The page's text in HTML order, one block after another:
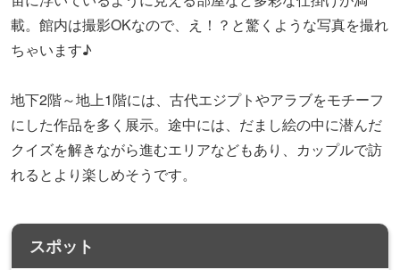
載。館内は撮影OKなので、え！？と驚くような写真を撮れ
ちゃいます♪
地下2階～地上1階には、古代エジプトやアラブをモチーフ
にした作品を多く展示。途中には、だまし絵の中に潜んだ
クイズを解きながら進むエリアなどもあり、カップルで訪
れるとより楽しめそうです。
スポット